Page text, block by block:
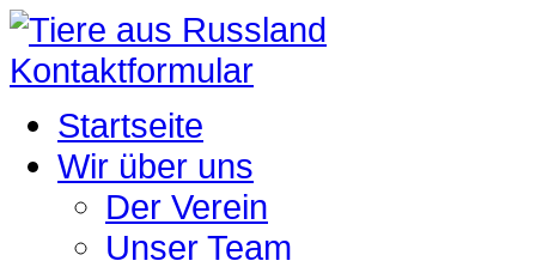
Kontaktformular
Startseite
Wir über uns
Der Verein
Unser Team